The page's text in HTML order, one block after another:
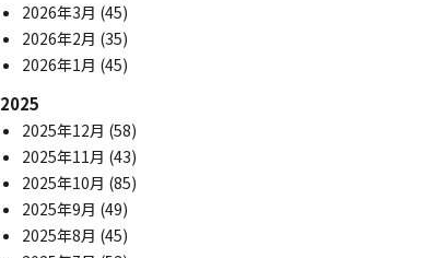
2026年3月 (45)
2026年2月 (35)
2026年1月 (45)
2025
2025年12月 (58)
2025年11月 (43)
2025年10月 (85)
2025年9月 (49)
2025年8月 (45)